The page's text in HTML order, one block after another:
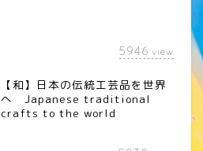
5946 view
【和】日本の伝統工芸品を世界
へ Japanese traditional
crafts to the world